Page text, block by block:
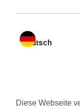
Diese Webseite
Sprache wechseln